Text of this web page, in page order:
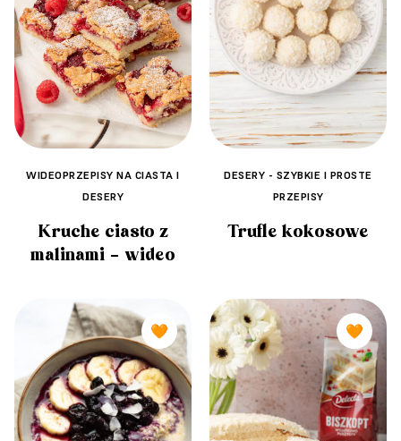
WIDEOPRZEPISY NA CIASTA I
DESERY
Kruche ciasto z
malinami – wideo
DESERY - SZYBKIE I PROSTE
PRZEPISY
Trufle kokosowe
🧡 🧡